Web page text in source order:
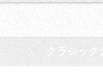
クラシック